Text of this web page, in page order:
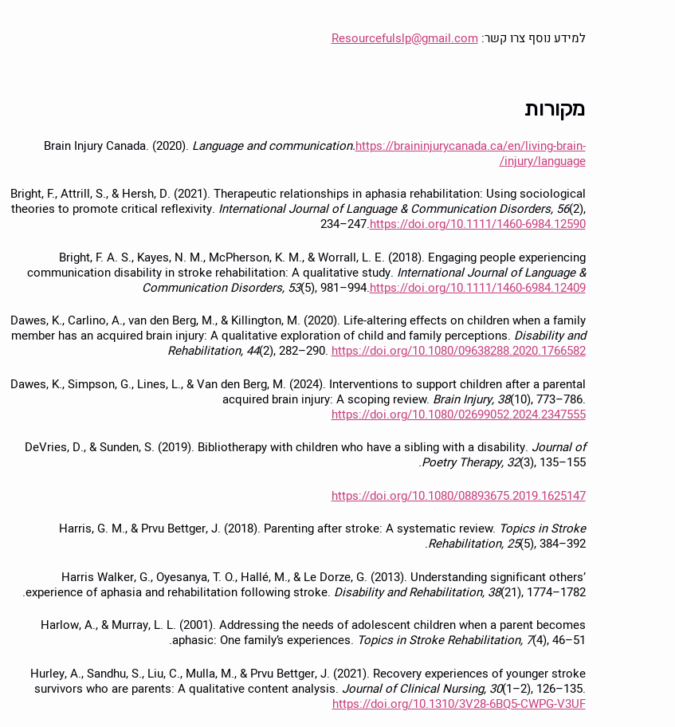
למידע נוסף צרו קשר:Resourcefulslp@gmail.com
מקורות
Brain Injury Canada. (2020). Language and communication.https://braininjurycanada.ca/en/living-brain-
injury/language/
Bright, F., Attrill, S., & Hersh, D. (2021). Therapeutic relationships in aphasia rehabilitation: Using sociological
theories to promote critical reflexivity. International Journal of Language & Communication Disorders, 56(2),
234–247.https://doi.org/10.1111/1460-6984.12590
Bright, F. A. S., Kayes, N. M., McPherson, K. M., & Worrall, L. E. (2018). Engaging people experiencing
communication disability in stroke rehabilitation: A qualitative study. International Journal of Language &
Communication Disorders, 53(5), 981–994.https://doi.org/10.1111/1460-6984.12409
Dawes, K., Carlino, A., van den Berg, M., & Killington, M. (2020). Life-altering effects on children when a family
member has an acquired brain injury: A qualitative exploration of child and family perceptions. Disability and
Rehabilitation, 44(2), 282–290. https://doi.org/10.1080/09638288.2020.1766582
Dawes, K., Simpson, G., Lines, L., & Van den Berg, M. (2024). Interventions to support children after a parental
acquired brain injury: A scoping review. Brain Injury, 38(10), 773–786.
https://doi.org/10.1080/02699052.2024.2347555
DeVries, D., & Sunden, S. (2019). Bibliotherapy with children who have a sibling with a disability. Journal of
Poetry Therapy, 32(3), 135–155.
https://doi.org/10.1080/08893675.2019.1625147
Harris, G. M., & Prvu Bettger, J. (2018). Parenting after stroke: A systematic review. Topics in Stroke
Rehabilitation, 25(5), 384–392.
Harris Walker, G., Oyesanya, T. O., Hallé, M., & Le Dorze, G. (2013). Understanding significant others’
experience of aphasia and rehabilitation following stroke. Disability and Rehabilitation, 38(21), 1774–1782.
Harlow, A., & Murray, L. L. (2001). Addressing the needs of adolescent children when a parent becomes
aphasic: One family’s experiences. Topics in Stroke Rehabilitation, 7(4), 46–51.
Hurley, A., Sandhu, S., Liu, C., Mulla, M., & Prvu Bettger, J. (2021). Recovery experiences of younger stroke
survivors who are parents: A qualitative content analysis. Journal of Clinical Nursing, 30(1–2), 126–135.
https://doi.org/10.1310/3V28-6BQ5-CWPG-V3UF